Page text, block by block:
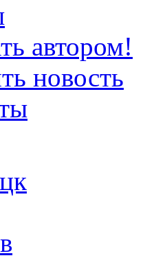
автором!
новость